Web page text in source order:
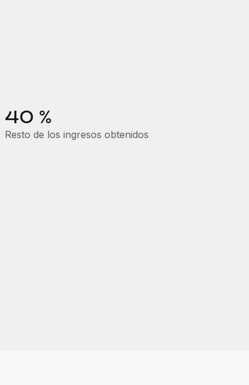
40 %
Resto de los ingresos obtenidos